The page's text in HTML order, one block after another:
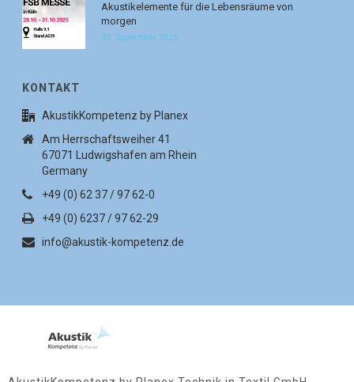
Akustikelemente für die Lebensräume von
morgen
30. September 2025
KONTAKT
AkustikKompetenz by Planex
Am Herrschaftsweiher 41
67071 Ludwigshafen am Rhein
Germany
+49 (0) 62 37 / 97 62-0
+49 (0) 6237 / 97 62-29
info@akustik-kompetenz.de